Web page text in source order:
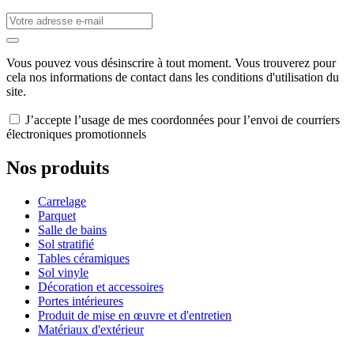
Vous pouvez vous désinscrire à tout moment. Vous trouverez pour
cela nos informations de contact dans les conditions d'utilisation du
site.
J’accepte l’usage de mes coordonnées pour l’envoi de courriers
électroniques promotionnels
Nos produits
Carrelage
Parquet
Salle de bains
Sol stratifié
Tables céramiques
Sol vinyle
Décoration et accessoires
Portes intérieures
Produit de mise en œuvre et d'entretien
Matériaux d'extérieur